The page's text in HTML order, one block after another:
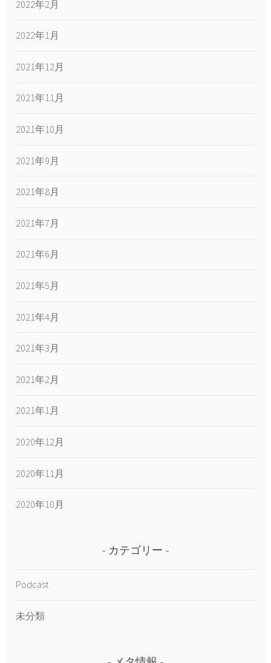
2022年2月
2022年1月
2021年12月
2021年11月
2021年10月
2021年9月
2021年8月
2021年7月
2021年6月
2021年5月
2021年4月
2021年3月
2021年2月
2021年1月
2020年12月
2020年11月
2020年10月
カテゴリー
Podcast
未分類